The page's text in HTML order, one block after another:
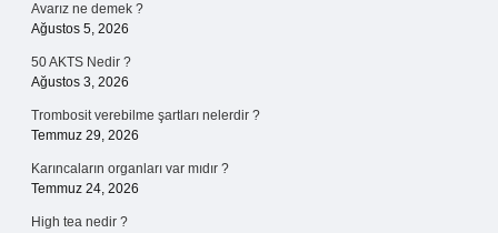
Avarız ne demek ?
Ağustos 5, 2026
50 AKTS Nedir ?
Ağustos 3, 2026
Trombosit verebilme şartları nelerdir ?
Temmuz 29, 2026
Karıncaların organları var mıdır ?
Temmuz 24, 2026
High tea nedir ?